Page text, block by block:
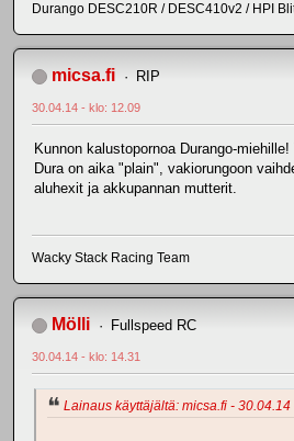
Durango DESC210R / DESC410v2 / HPI
micsa.fi RIP
30.04.14 - klo: 12.09
Kunnon kalustopornoa Durango-
Dura on aika "plain", vakiorungoon
aluhexit ja akkupannan mutterit.
Wacky Stack Racing Team
Mölli Fullspeed RC
30.04.14 - klo: 14.31
Lainaus käyttäjältä: micsa.fi - 30.04.14